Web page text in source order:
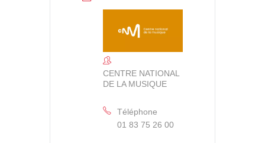
CENTRE NATIONAL
DE LA MUSIQUE
Téléphone
01 83 75 26 00